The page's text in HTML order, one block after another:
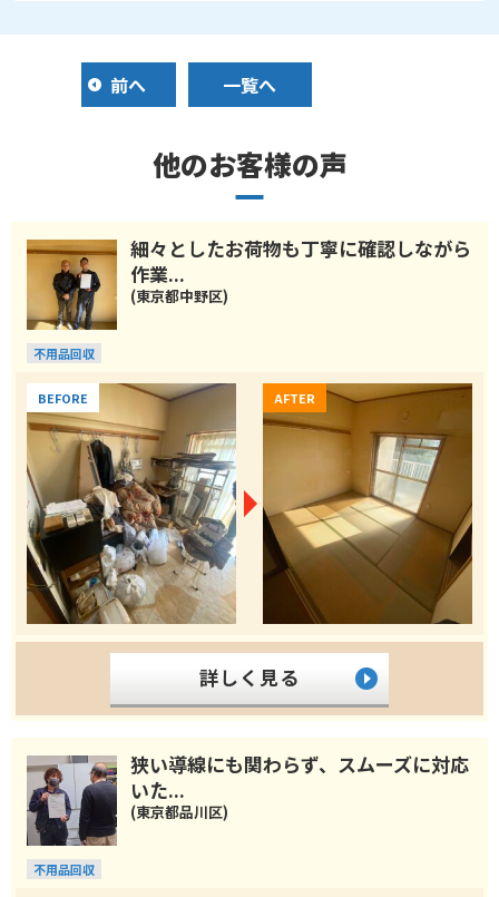
前へ 一覧へ
他のお客様の声
細々としたお荷物も丁寧に確認しながら
作業...
(東京都中野区)
不用品回収
詳しく見る
狭い導線にも関わらず、スムーズに対応
いた...
(東京都品川区)
不用品回収